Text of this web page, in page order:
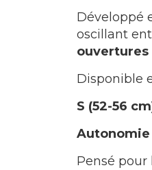
Développé
oscillant
Disponible
S (52-56
Pensé